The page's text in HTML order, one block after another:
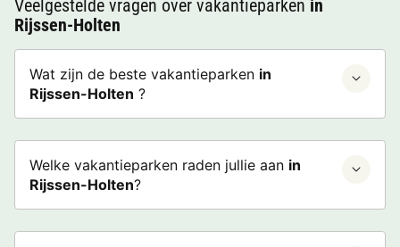
Veelgestelde vragen over vakantieparken in
Rijssen-Holten
Wat zijn de beste vakantieparken in
Rijssen-Holten ?
Welke vakantieparken raden jullie aan in
Rijssen-Holten?